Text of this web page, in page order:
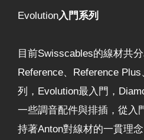
Evolution入門系列
目前Swisscables的線材共分
Reference、Reference
列，Evolution最入門，
一些調音配件與排插，從入
持著Anton對線材的一貫理